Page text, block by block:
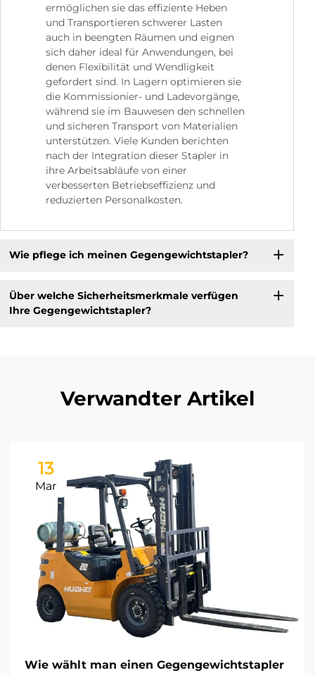
ermöglichen sie das effiziente Heben
und Transportieren schwerer Lasten
auch in beengten Räumen und eignen
sich daher ideal für Anwendungen, bei
denen Flexibilität und Wendligkeit
gefordert sind. In Lagern optimieren sie
die Kommissionier- und Ladevorgänge,
während sie im Bauwesen den schnellen
und sicheren Transport von Materialien
unterstützen. Viele Kunden berichten
nach der Integration dieser Stapler in
ihre Arbeitsabläufe von einer
verbesserten Betriebseffizienz und
reduzierten Personalkosten.
Wie pflege ich meinen Gegengewichtstapler?
Über welche Sicherheitsmerkmale verfügen
Ihre Gegengewichtstapler?
Verwandter Artikel
13
Mar
Wie wählt man einen Gegengewichtstapler